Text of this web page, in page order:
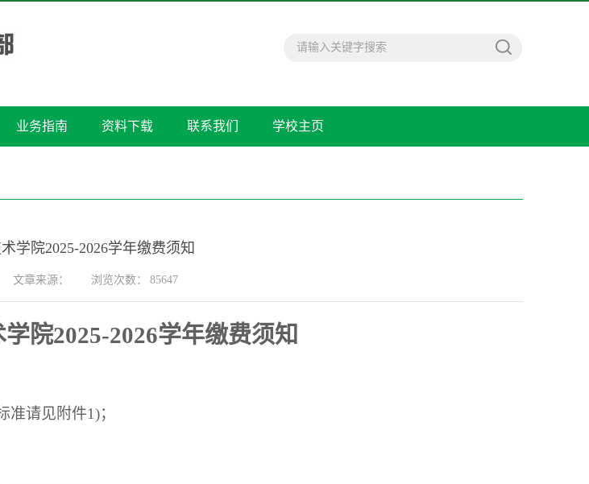
业务指南 资料下载 联系我们 学校主页
学院2025-2026学年缴费须知
文章来源： 浏览次数： 85647
学院2025-2026学年缴费须知
准请见附件1)；